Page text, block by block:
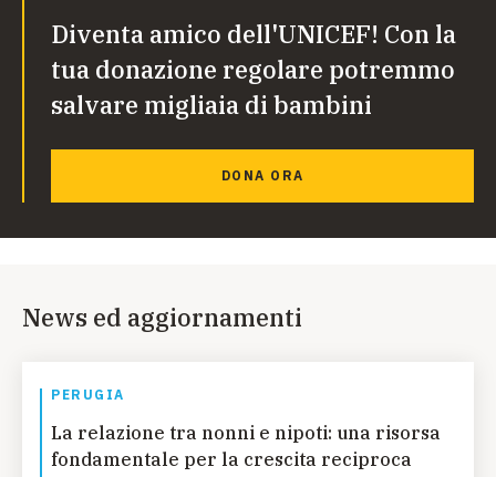
Diventa amico dell'UNICEF! Con la
tua donazione regolare potremmo
salvare migliaia di bambini
DONA ORA
News ed aggiornamenti
PERUGIA
La relazione tra nonni e nipoti: una risorsa
fondamentale per la crescita reciproca